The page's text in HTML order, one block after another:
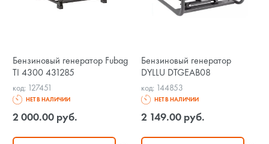
Бензиновый генератор Fubag
TI 4300 431285
код: 127451
НЕТ В НАЛИЧИИ
2 000.00 руб.
Бензиновый генератор
DYLLU DTGEAB08
код: 144853
НЕТ В НАЛИЧИИ
2 149.00 руб.